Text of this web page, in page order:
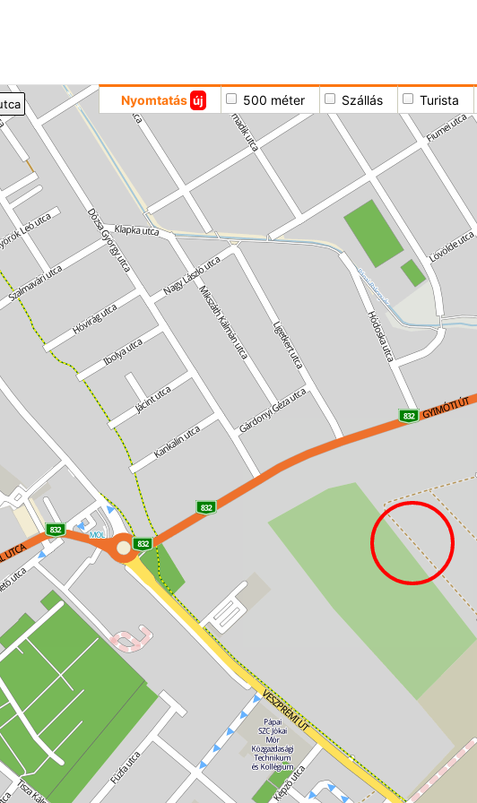
Nyomtatás új 500 méter Szállás Turista